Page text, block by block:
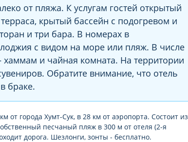
от пляжа. К услугам гостей открытый
крытый бассейн с подогревом и
и три бара. В номерах в
с видом на море или пляж. В числе
хаммам и чайная комната. На территории
Обратите внимание, что отель
браке.
от города Хумт-Сук, в 28 км от аэропорта. Состоит из
песчаный пляж в 300 м от отеля (2-я
дорога. Шезлонги, зонты - бесплатно.